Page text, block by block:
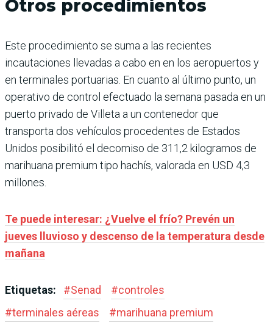
Otros procedimientos
Este procedimiento se suma a las recientes
incautaciones llevadas a cabo en en los aeropuertos y
en terminales portuarias. En cuanto al último punto, un
operativo de control efectuado la semana pasada en un
puerto privado de Villeta a un contenedor que
transporta dos vehículos procedentes de Estados
Unidos posibilitó el decomiso de 311,2 kilogramos de
marihuana premium tipo hachís, valorada en USD 4,3
millones.
Te puede interesar: ¿Vuelve el frío? Prevén un
jueves lluvioso y descenso de la temperatura desde
mañana
Etiquetas: #Senad #controles
#terminales aéreas #marihuana premium